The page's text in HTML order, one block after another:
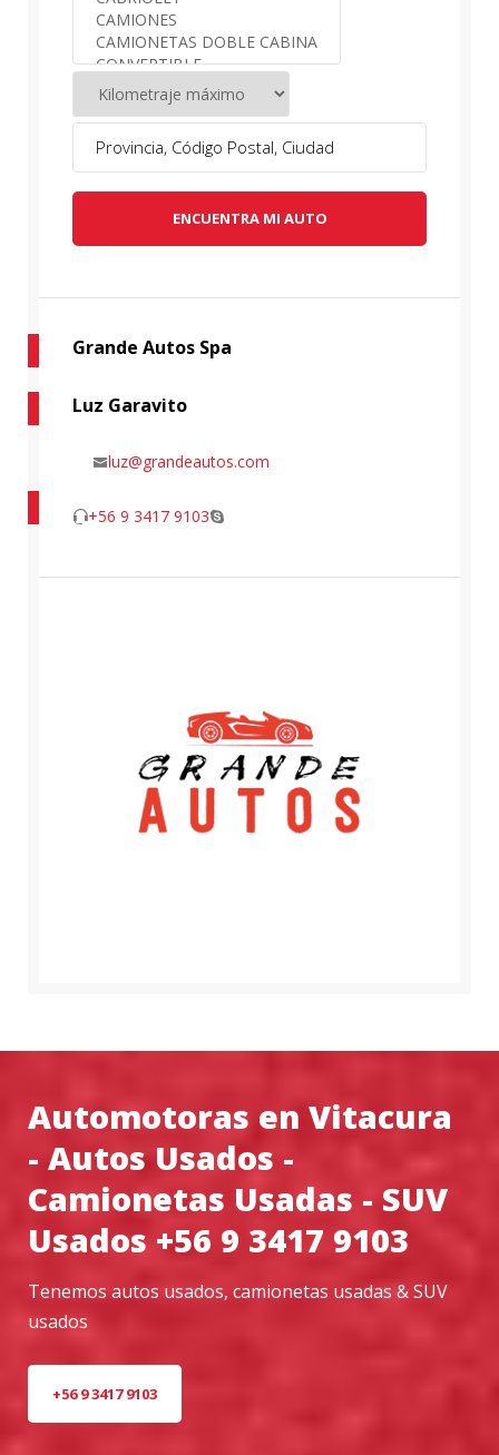
ENCUENTRA MI AUTO
Grande Autos Spa
Luz Garavito
luz@grandeautos.com
+56 9 3417 9103
Automotoras en Vitacura
- Autos Usados -
Camionetas Usadas - SUV
Usados +56 9 3417 9103
Tenemos autos usados, camionetas usadas & SUV
usados
+56 9 3417 9103